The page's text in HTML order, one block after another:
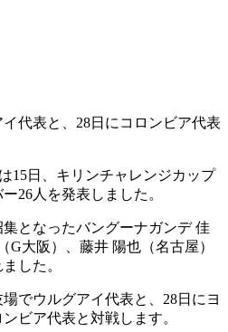
代表と、28日にコロンビア代表
15日、キリンチャレンジカップ
26人を発表しました。
集となったバングーナガンデ 佳
G大阪）、藤井 陽也（名古屋）
した。
でウルグアイ代表と、28日にヨ
ビア代表と対戦します。